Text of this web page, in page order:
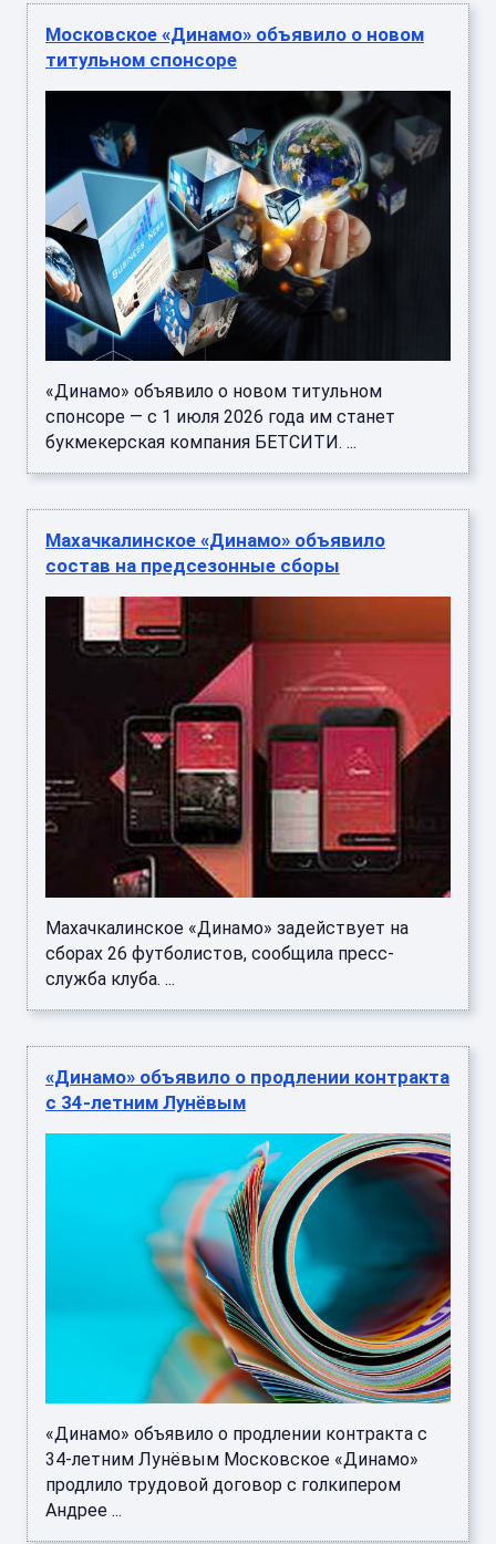
Московское «Динамо» объявило о новом
титульном спонсоре
«Динамо» объявило о новом титульном
спонсоре — с 1 июля 2026 года им станет
букмекерская компания БЕТСИТИ. ...
Махачкалинское «Динамо» объявило
состав на предсезонные сборы
Махачкалинское «Динамо» задействует на
сборах 26 футболистов, сообщила пресс-
служба клуба. ...
«Динамо» объявило о продлении контракта
с 34-летним Лунёвым
«Динамо» объявило о продлении контракта с
34-летним Лунёвым Московское «Динамо»
продлило трудовой договор с голкипером
Андрее ...